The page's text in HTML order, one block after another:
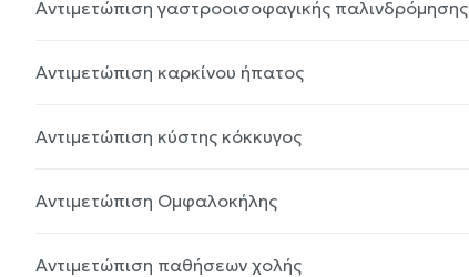
Αντιμετώπιση γαστροοισοφαγικής παλινδρόμησης
Αντιμετώπιση καρκίνου ήπατος
Αντιμετώπιση κύστης κόκκυγος
Αντιμετώπιση Ομφαλοκήλης
Αντιμετώπιση παθήσεων χολής